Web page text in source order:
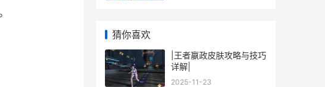
猜你喜欢
|王者嬴政皮肤攻略与技巧
详解|
2025-11-23